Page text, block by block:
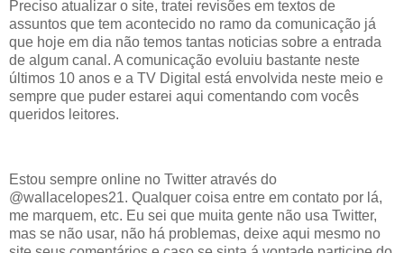
Preciso atualizar o site, tratei revisões em textos de
assuntos que tem acontecido no ramo da comunicação já
que hoje em dia não temos tantas noticias sobre a entrada
de algum canal. A comunicação evoluiu bastante neste
últimos 10 anos e a TV Digital está envolvida neste meio e
sempre que puder estarei aqui comentando com vocês
queridos leitores.
Estou sempre online no Twitter através do
@wallacelopes21. Qualquer coisa entre em contato por lá,
me marquem, etc. Eu sei que muita gente não usa Twitter,
mas se não usar, não há problemas, deixe aqui mesmo no